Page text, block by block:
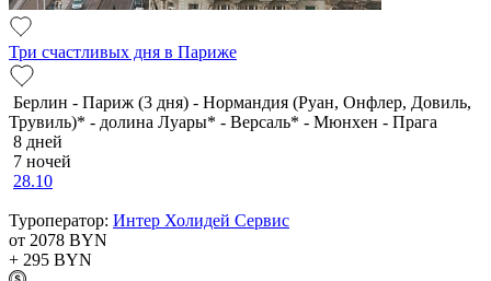
Три счастливых дня в Париже
Берлин - Париж (3 дня) - Нормандия (Руан, Онфлер, Довиль,
Трувиль)* - долина Луары* - Версаль* - Мюнхен - Прага
8 дней
7 ночей
28.10
Туроператор: Интер Холидей Сервис
от 2078 BYN
+ 295 BYN